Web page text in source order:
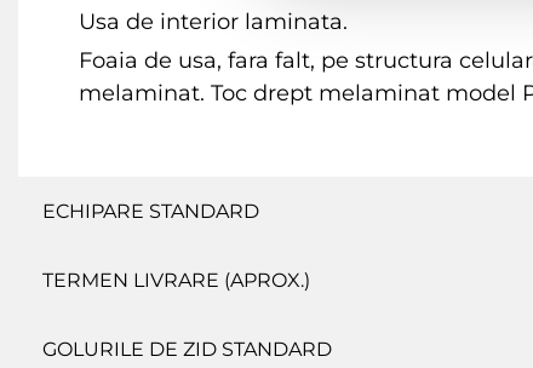
Usa de interior laminata.
Foaia de usa, fara falt, pe structura
melaminat. Toc drept melaminat model
ECHIPARE STANDARD
TERMEN LIVRARE (APROX.)
GOLURILE DE ZID STANDARD